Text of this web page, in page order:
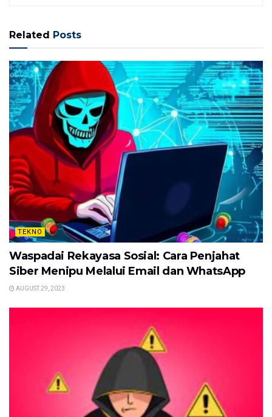
Related Posts
TEKNO
Waspadai Rekayasa Sosial: Cara Penjahat
Siber Menipu Melalui Email dan WhatsApp
AUGUST 29, 2023